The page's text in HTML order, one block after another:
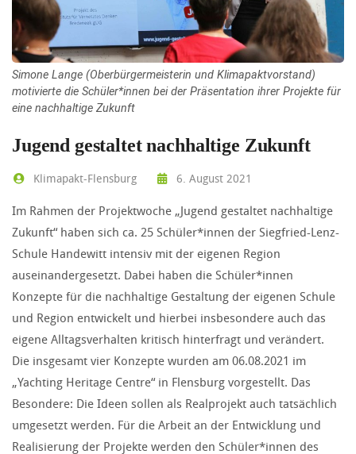
Simone Lange (Oberbürgermeisterin und Klimapaktvorstand)
motivierte die Schüler*innen bei der Präsentation ihrer Projekte für
eine nachhaltige Zukunft
Jugend gestaltet nachhaltige Zukunft
Klimapakt-Flensburg 6. August 2021
Im Rahmen der Projektwoche „Jugend gestaltet nachhaltige
Zukunft“ haben sich ca. 25 Schüler*innen der Siegfried-Lenz-
Schule Handewitt intensiv mit der eigenen Region
auseinandergesetzt. Dabei haben die Schüler*innen
Konzepte für die nachhaltige Gestaltung der eigenen Schule
und Region entwickelt und hierbei insbesondere auch das
eigene Alltagsverhalten kritisch hinterfragt und verändert.
Die insgesamt vier Konzepte wurden am 06.08.2021 im
„Yachting Heritage Centre“ in Flensburg vorgestellt. Das
Besondere: Die Ideen sollen als Realprojekt auch tatsächlich
umgesetzt werden. Für die Arbeit an der Entwicklung und
Realisierung der Projekte werden den Schüler*innen des